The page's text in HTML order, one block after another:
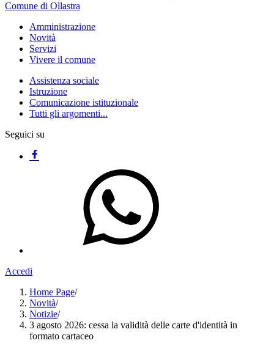
Comune di Ollastra
Amministrazione
Novità
Servizi
Vivere il comune
Assistenza sociale
Istruzione
Comunicazione istituzionale
Tutti gli argomenti...
Seguici su
Accedi
Home Page/
Novità/
Notizie/
3 agosto 2026: cessa la validità delle carte d'identità in
formato cartaceo